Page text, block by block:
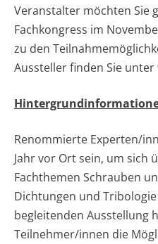
Veranstalter möchten Sie
Fachkongress im
zu den
Aussteller finden Sie unter
Renommierte Experten/
Jahr vor Ort sein, um sich
Fachthemen Schrauben
Dichtungen und
begleitenden Ausstellung
Teilnehmer/innen die